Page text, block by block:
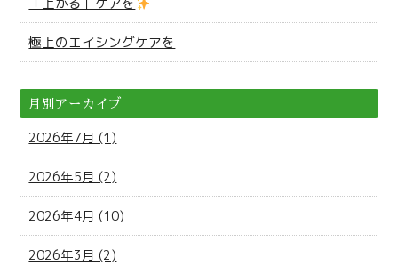
極上のエイシングケアを
月別アーカイブ
2026年7月 (1)
2026年5月 (2)
2026年4月 (10)
2026年3月 (2)